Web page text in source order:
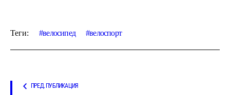
Теги: велосипед велоспорт
ПРЕД. ПУБЛИКАЦИЯ